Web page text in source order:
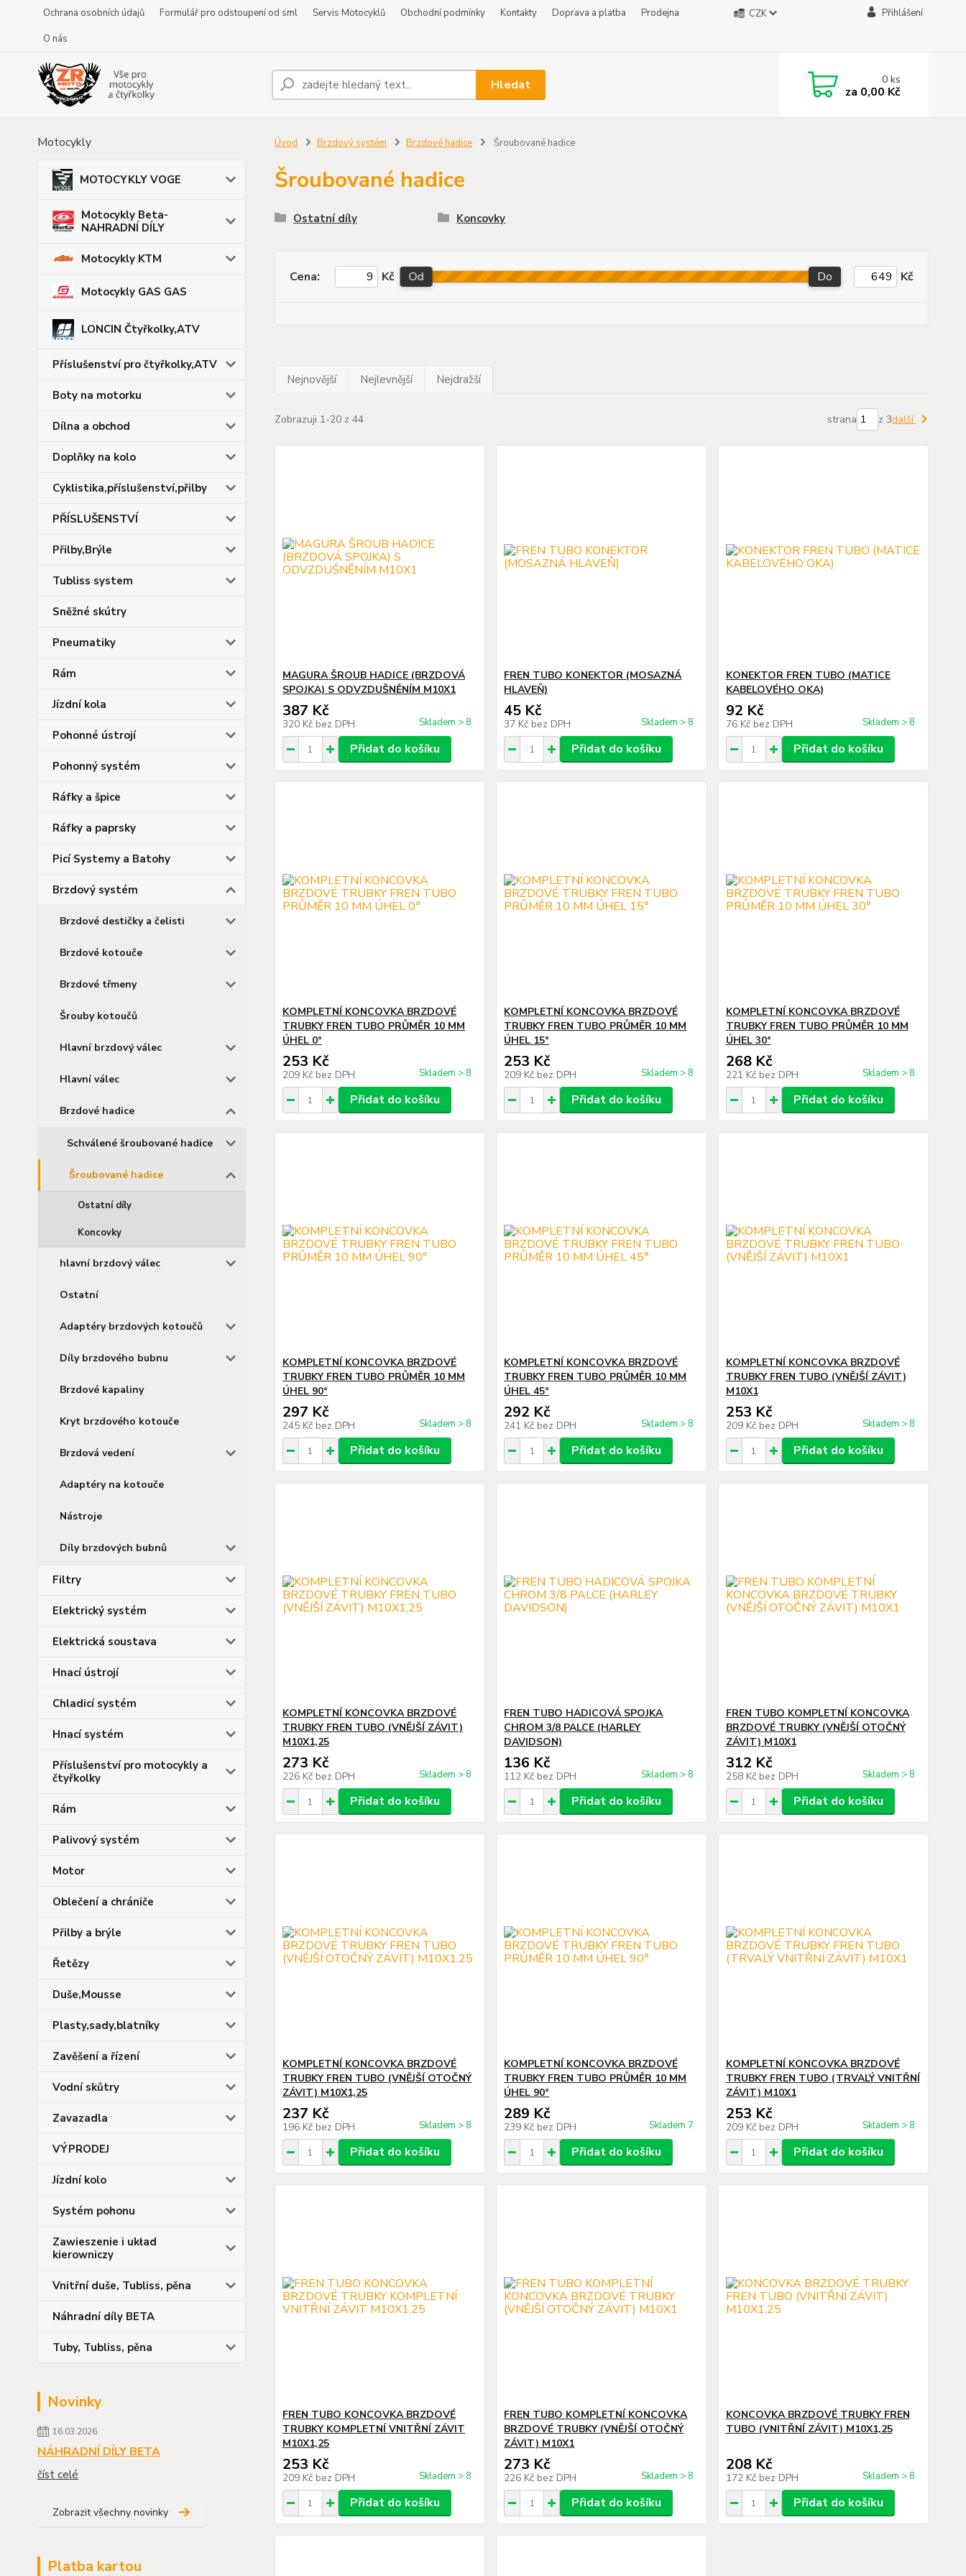
Ochrana osobních údajů Formulář pro odstoupení od sml Servis Motocyklů Obchodní podmínky Kontakty Doprava a platba
Prodejna
O nás
CZK Přihlášení
Hledat 0ks
za 0,00 Kč
Motocykly
MOTOCYKLY VOGE
Motocykly Beta-
NAHRADNÍ DÍLY
Motocykly KTM
Motocykly GAS GAS
LONCIN Čtyřkolky,ATV
Příslušenství pro čtyřkolky,ATV
Boty na motorku
Dílna a obchod
Doplňky na kolo
Cyklistika,příslušenství,přilby
PŘÍSLUŠENSTVÍ
Přilby,Brýle
Tubliss system
Sněžné skútry
Pneumatiky
Rám
Jízdní kola
Pohonné ústrojí
Pohonný systém
Ráfky a špice
Ráfky a paprsky
Picí Systemy a Batohy
Brzdový systém
Brzdové destičky a čelisti
Brzdové kotouče
Brzdové třmeny
Šrouby kotoučů
Hlavní brzdový válec
Hlavní válec
Brzdové hadice
Schválené šroubované hadice
Šroubované hadice
Ostatní díly
Koncovky
hlavní brzdový válec
Ostatní
Adaptéry brzdových kotoučů
Díly brzdového bubnu
Brzdové kapaliny
Kryt brzdového kotouče
Brzdová vedení
Adaptéry na kotouče
Nástroje
Díly brzdových bubnů
Filtry
Elektrický systém
Elektrická soustava
Hnací ústrojí
Chladicí systém
Hnací systém
Příslušenství pro motocykly a
čtyřkolky
Rám
Palivový systém
Motor
Oblečení a chrániče
Přilby a brýle
Řetězy
Duše,Mousse
Plasty,sady,blatníky
Zavěšení a řízení
Vodní skůtry
Zavazadla
VÝPRODEJ
Jízdní kolo
Systém pohonu
Zawieszenie i układ
kierowniczy
Vnitřní duše, Tubliss, pěna
Náhradní díly BETA
Tuby, Tubliss, pěna
Novinky
16.03.2026
NÁHRADNÍ DÍLY BETA
číst celé
Zobrazit všechny novinky
Platba kartou
Úvod Brzdový systém Brzdové hadice Šroubované hadice
Šroubované hadice
Ostatní díly Koncovky
Cena: Kč Od Do Kč
Nejnovější Nejlevnější Nejdražší
Zobrazuji 1-20 z 44 strana z 3další
MAGURA ŠROUB HADICE (BRZDOVÁ
SPOJKA) S ODVZDUŠNĚNÍM M10X1
387 Kč
320 Kč bez DPH Skladem > 8
Přidat do košíku
FREN TUBO KONEKTOR (MOSAZNÁ
HLAVEŇ)
45 Kč
37 Kč bez DPH Skladem > 8
Přidat do košíku
KONEKTOR FREN TUBO (MATICE
KABELOVÉHO OKA)
92 Kč
76 Kč bez DPH Skladem > 8
Přidat do košíku
KOMPLETNÍ KONCOVKA BRZDOVÉ
TRUBKY FREN TUBO PRŮMĚR 10 MM
ÚHEL 0°
253 Kč
209 Kč bez DPH Skladem > 8
Přidat do košíku
KOMPLETNÍ KONCOVKA BRZDOVÉ
TRUBKY FREN TUBO PRŮMĚR 10 MM
ÚHEL 15°
253 Kč
209 Kč bez DPH Skladem > 8
Přidat do košíku
KOMPLETNÍ KONCOVKA BRZDOVÉ
TRUBKY FREN TUBO PRŮMĚR 10 MM
ÚHEL 30°
268 Kč
221 Kč bez DPH Skladem > 8
Přidat do košíku
KOMPLETNÍ KONCOVKA BRZDOVÉ
TRUBKY FREN TUBO PRŮMĚR 10 MM
ÚHEL 90°
297 Kč
245 Kč bez DPH Skladem > 8
Přidat do košíku
KOMPLETNÍ KONCOVKA BRZDOVÉ
TRUBKY FREN TUBO PRŮMĚR 10 MM
ÚHEL 45°
292 Kč
241 Kč bez DPH Skladem > 8
Přidat do košíku
KOMPLETNÍ KONCOVKA BRZDOVÉ
TRUBKY FREN TUBO (VNĚJŠÍ ZÁVIT)
M10X1
253 Kč
209 Kč bez DPH Skladem > 8
Přidat do košíku
KOMPLETNÍ KONCOVKA BRZDOVÉ
TRUBKY FREN TUBO (VNĚJŠÍ ZÁVIT)
M10X1,25
273 Kč
226 Kč bez DPH Skladem > 8
Přidat do košíku
FREN TUBO HADICOVÁ SPOJKA
CHROM 3/8 PALCE (HARLEY
DAVIDSON)
136 Kč
112 Kč bez DPH Skladem > 8
Přidat do košíku
FREN TUBO KOMPLETNÍ KONCOVKA
BRZDOVÉ TRUBKY (VNĚJŠÍ OTOČNÝ
ZÁVIT) M10X1
312 Kč
258 Kč bez DPH Skladem > 8
Přidat do košíku
KOMPLETNÍ KONCOVKA BRZDOVÉ
TRUBKY FREN TUBO (VNĚJŠÍ OTOČNÝ
ZÁVIT) M10X1,25
237 Kč
196 Kč bez DPH Skladem > 8
Přidat do košíku
KOMPLETNÍ KONCOVKA BRZDOVÉ
TRUBKY FREN TUBO PRŮMĚR 10 MM
ÚHEL 90°
289 Kč
239 Kč bez DPH Skladem 7
Přidat do košíku
KOMPLETNÍ KONCOVKA BRZDOVÉ
TRUBKY FREN TUBO (TRVALÝ VNITŘNÍ
ZÁVIT) M10X1
253 Kč
209 Kč bez DPH Skladem > 8
Přidat do košíku
FREN TUBO KONCOVKA BRZDOVÉ
TRUBKY KOMPLETNÍ VNITŘNÍ ZÁVIT
M10X1,25
253 Kč
209 Kč bez DPH Skladem > 8
Přidat do košíku
FREN TUBO KOMPLETNÍ KONCOVKA
BRZDOVÉ TRUBKY (VNĚJŠÍ OTOČNÝ
ZÁVIT) M10X1
273 Kč
226 Kč bez DPH Skladem > 8
Přidat do košíku
KONCOVKA BRZDOVÉ TRUBKY FREN
TUBO (VNITŘNÍ ZÁVIT) M10X1,25
208 Kč
172 Kč bez DPH Skladem > 8
Přidat do košíku